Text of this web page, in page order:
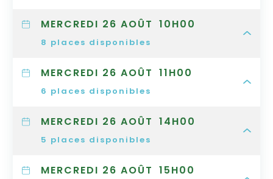
MERCREDI 26 AOÛT 10H00
8 places disponibles
MERCREDI 26 AOÛT 11H00
6 places disponibles
MERCREDI 26 AOÛT 14H00
5 places disponibles
MERCREDI 26 AOÛT 15H00